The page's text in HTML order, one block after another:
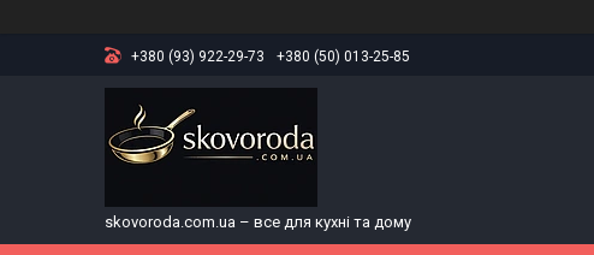
+380 (93) 922-29-73 +380 (50) 013-25-85
skovoroda.com.ua – все для кухні та дому